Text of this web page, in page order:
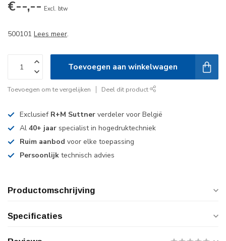
€--,-- Excl. btw
500101 Lees meer.
Toevoegen aan winkelwagen
Toevoegen om te vergelijken Deel dit product
Exclusief R+M Suttner verdeler voor België
Al 40+ jaar specialist in hogedruktechniek
Ruim aanbod voor elke toepassing
Persoonlijk technisch advies
Productomschrijving
Specificaties